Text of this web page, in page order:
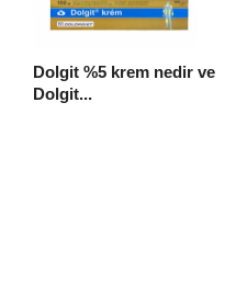
Dolgit %5 krem nedir ve
Dolgit...